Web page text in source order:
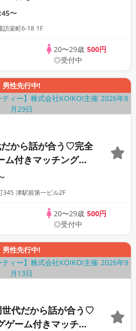
〜
訪栄町6-18 1F
20〜29歳 500円
◎受付中
男性先行中!
だから話が合う♡完全
ム付きマッチングコ
345 津駅前第一ビル2F
20〜29歳 500円
◎受付中
男性先行中!
世代だから話が合う♡
ゲーム付きマッチン